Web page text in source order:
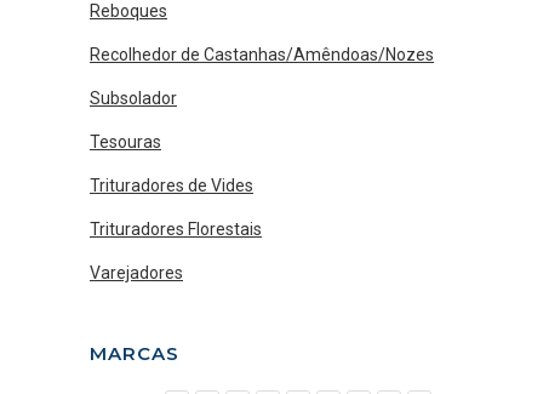
Reboques
Recolhedor de Castanhas/Amêndoas/Nozes
Subsolador
Tesouras
Trituradores de Vides
Trituradores Florestais
Varejadores
MARCAS